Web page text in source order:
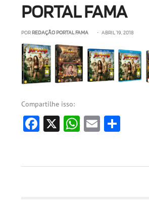
PORTAL FAMA
POR REDAÇÃO PORTAL FAMA • ABRIL 19, 2018
Compartilhe isso:
Facebook
X WhatsApp
Email